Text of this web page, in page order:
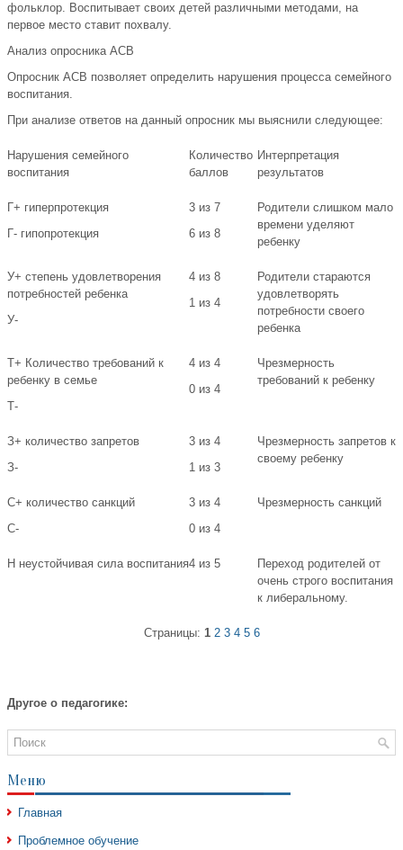
фольклор. Воспитывает своих детей различными методами, на
первое место ставит похвалу.
Анализ опросника АСВ
Опросник АСВ позволяет определить нарушения процесса семейного
воспитания.
При анализе ответов на данный опросник мы выяснили следующее:
Нарушения семейного
воспитания
Количество
баллов
Интерпретация
результатов
Г+ гиперпротекция
Г- гипопротекция
3 из 7
6 из 8
Родители слишком мало
времени уделяют
ребенку
У+ степень удовлетворения
потребностей ребенка
У-
4 из 8
1 из 4
Родители стараются
удовлетворять
потребности своего
ребенка
Т+ Количество требований к
ребенку в семье
Т-
4 из 4
0 из 4
Чрезмерность
требований к ребенку
З+ количество запретов
З-
3 из 4
1 из 3
Чрезмерность запретов к
своему ребенку
С+ количество санкций
С-
3 из 4
0 из 4
Чрезмерность санкций
Н неустойчивая сила воспитания4 из 5
Переход родителей от
очень строго воспитания
к либеральному.
Страницы: 1 2 3 4 5 6
Другое о педагогике:
Меню
Главная
Проблемное обучение